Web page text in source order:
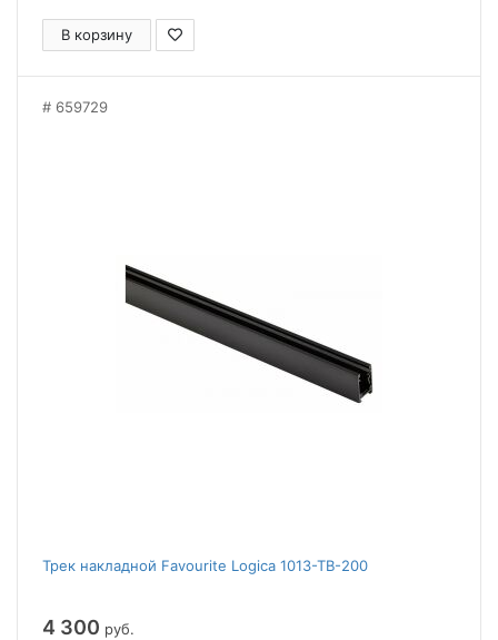
В корзину
659729
Трек накладной Favourite Logica 1013-TB-200
4 300 руб.